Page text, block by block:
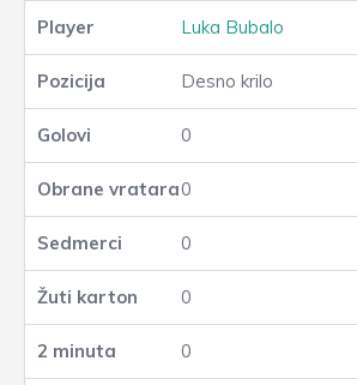
Luka Bubalo
Desno krilo
0
0
0
0
0